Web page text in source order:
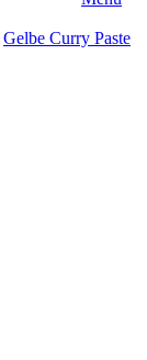
Gelbe Curry Paste